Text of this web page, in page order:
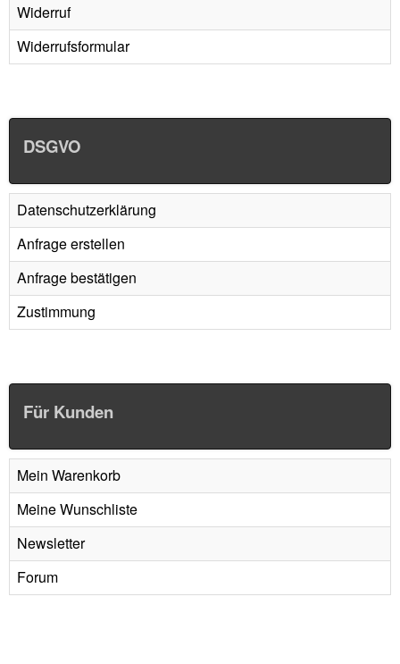
Widerruf
Widerrufsformular
DSGVO
Datenschutzerklärung
Anfrage erstellen
Anfrage bestätigen
Zustimmung
Für Kunden
Mein Warenkorb
Meine Wunschliste
Newsletter
Forum